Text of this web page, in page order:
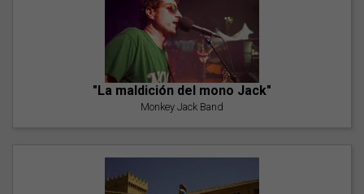
"La maldición del mono Jack"
Monkey Jack Band